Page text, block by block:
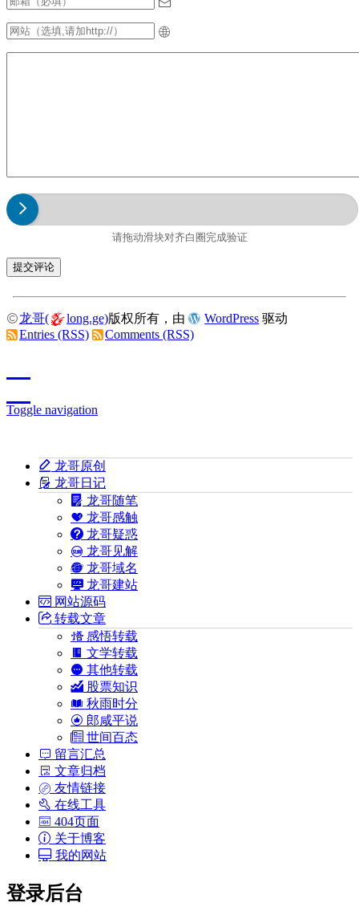
请拖动滑块对齐白圈完成验证
龙哥( long.ge)版权所有，由 WordPress 驱动
Entries (RSS)
Comments (RSS)
Toggle navigation
龙哥原创
龙哥日记
龙哥随笔
龙哥感触
龙哥疑惑
龙哥见解
龙哥域名
龙哥建站
网站源码
转载文章
感悟转载
文学转载
其他转载
股票知识
秋雨时分
郎咸平说
世间百态
留言汇总
文章归档
友情链接
在线工具
404页面
关于博客
我的网站
登录后台